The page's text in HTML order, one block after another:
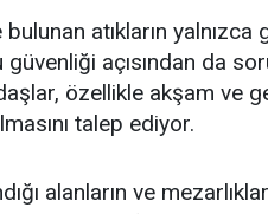
atıkların yalnızca
açısından da
özellikle akşam ve
talep ediyor.
alanların ve